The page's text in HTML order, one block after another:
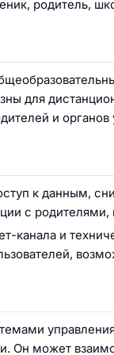
родитель,
для
и
к данным,
с родителями,
канала и
Он может